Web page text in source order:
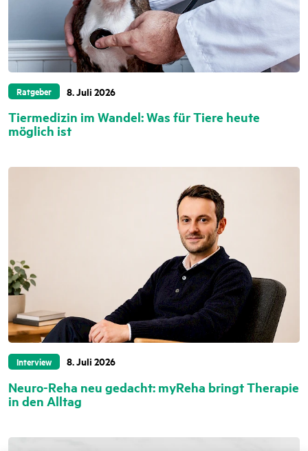
Ratgeber 8. Juli 2026
Tiermedizin im Wandel: Was für Tiere heute
möglich ist
Interview 8. Juli 2026
Neuro-Reha neu gedacht: myReha bringt Therapie
in den Alltag